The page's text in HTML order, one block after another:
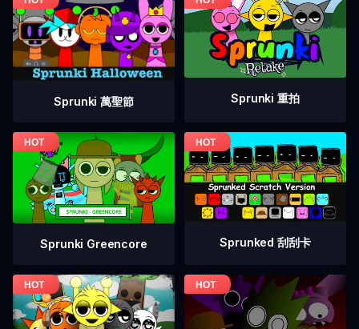
Sprunki 萬聖節 Sprunki 重拍
Sprunki Greencore Sprunked 刮刮卡